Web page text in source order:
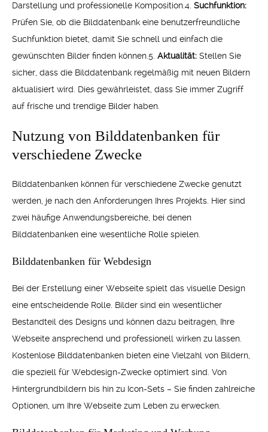
Darstellung und professionelle Komposition.4. Suchfunktion:
Prüfen Sie, ob die Bilddatenbank eine benutzerfreundliche
Suchfunktion bietet, damit Sie schnell und einfach die
gewünschten Bilder finden können.5. Aktualität: Stellen Sie
sicher, dass die Bilddatenbank regelmäßig mit neuen Bildern
aktualisiert wird. Dies gewährleistet, dass Sie immer Zugriff
auf frische und trendige Bilder haben.
Nutzung von Bilddatenbanken für
verschiedene Zwecke
Bilddatenbanken können für verschiedene Zwecke genutzt
werden, je nach den Anforderungen Ihres Projekts. Hier sind
zwei häufige Anwendungsbereiche, bei denen
Bilddatenbanken eine wesentliche Rolle spielen.
Bilddatenbanken für Webdesign
Bei der Erstellung einer Webseite spielt das visuelle Design
eine entscheidende Rolle. Bilder sind ein wesentlicher
Bestandteil des Designs und können dazu beitragen, Ihre
Webseite ansprechend und professionell wirken zu lassen.
Kostenlose Bilddatenbanken bieten eine Vielzahl von Bildern,
die speziell für Webdesign-Zwecke optimiert sind. Von
Hintergrundbildern bis hin zu Icon-Sets – Sie finden zahlreiche
Optionen, um Ihre Webseite zum Leben zu erwecken.